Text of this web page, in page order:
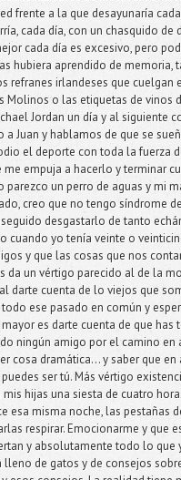
frente a la que desayunaría
cada día, con un chasquido de
cada día es excesivo, pero
hubiera aprendido de memoria,
refranes irlandeses que cuelgan
Molinos o las etiquetas de vinos
Jordan un día y al siguiente
a Juan y hablamos de que se
el deporte con toda la fuerza
empuja a hacerlo y terminar
parezco un perro de aguas y mi
creo que no tengo síndrome
desgastarlo de tanto
cuando yo tenía veinte o
y que las cosas que nos
da un vértigo parecido al de la
darte cuenta de lo viejos que
ese pasado en común y
es darte cuenta de que has
ningún amigo por el camino en
cosa dramática... y saber que en
ser tú. Más vértigo
hijas una siesta de cuatro
esa misma noche, las pestañas
respirar. Emocionarme y que
y absolutamente todo lo que
lleno de gatos y de consejos